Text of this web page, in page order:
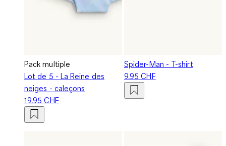
Pack multiple
Lot de 5 - La Reine des
neiges - caleçons
19.95 CHF
Spider-Man - T-shirt
9.95 CHF